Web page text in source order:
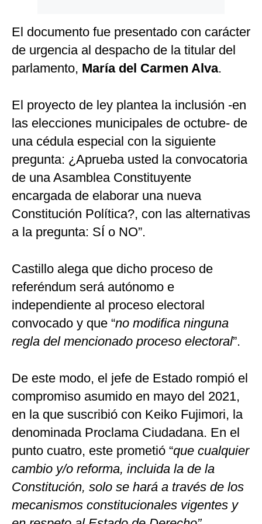
El documento fue presentado con carácter
de urgencia al despacho de la titular del
parlamento, María del Carmen Alva.
El proyecto de ley plantea la inclusión -en
las elecciones municipales de octubre- de
una cédula especial con la siguiente
pregunta: ¿Aprueba usted la convocatoria
de una Asamblea Constituyente
encargada de elaborar una nueva
Constitución Política?, con las alternativas
a la pregunta: SÍ o NO”.
Castillo alega que dicho proceso de
referéndum será autónomo e
independiente al proceso electoral
convocado y que “no modifica ninguna
regla del mencionado proceso electoral”.
De este modo, el jefe de Estado rompió el
compromiso asumido en mayo del 2021,
en la que suscribió con Keiko Fujimori, la
denominada Proclama Ciudadana. En el
punto cuatro, este prometió “que cualquier
cambio y/o reforma, incluida la de la
Constitución, solo se hará a través de los
mecanismos constitucionales vigentes y